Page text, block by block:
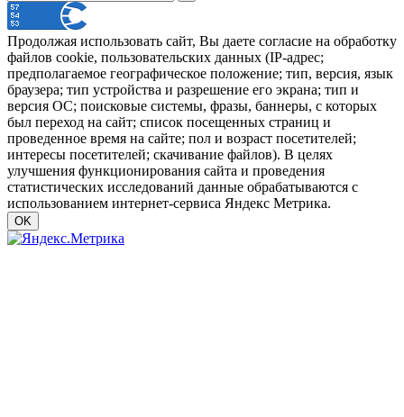
Продолжая использовать сайт, Вы даете согласие на обработку
файлов cookie, пользовательских данных (IP-адрес;
предполагаемое географическое положение; тип, версия, язык
браузера; тип устройства и разрешение его экрана; тип и
версия ОС; поисковые системы, фразы, баннеры, с которых
был переход на сайт; список посещенных страниц и
проведенное время на сайте; пол и возраст посетителей;
интересы посетителей; скачивание файлов). В целях
улучшения функционирования сайта и проведения
статистических исследований данные обрабатываются с
использованием интернет-сервиса Яндекс Метрика.
OK